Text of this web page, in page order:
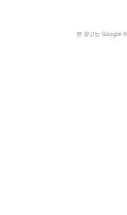
본 광고는 Google